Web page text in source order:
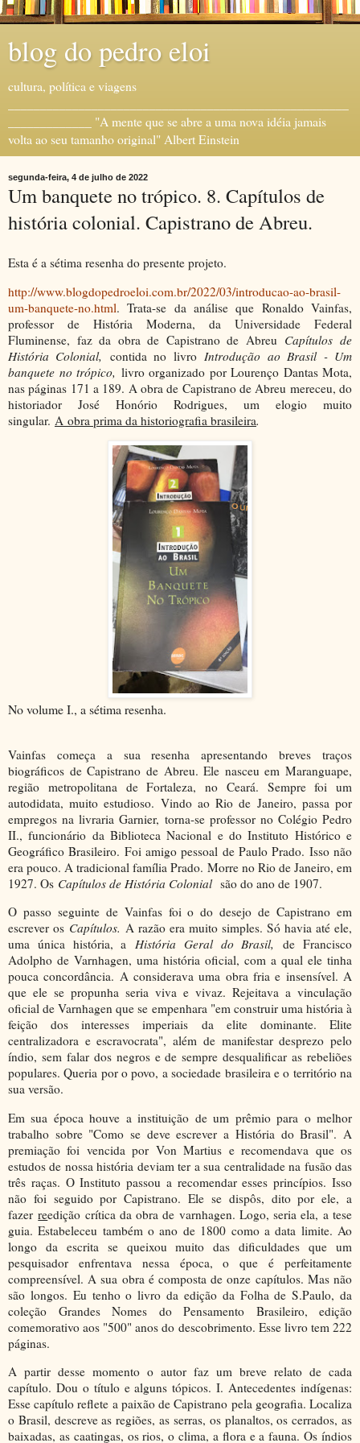
blog do pedro eloi
cultura, política e viagens
_____________ "A mente que se abre a uma nova idéia jamais
volta ao seu tamanho original" Albert Einstein
segunda-feira, 4 de julho de 2022
Um banquete no trópico. 8. Capítulos de
história colonial. Capistrano de Abreu.
Esta é a sétima resenha do presente projeto.
http://www.blogdopedroeloi.com.br/2022/03/introducao-ao-brasil-
um-banquete-no.html. Trata-se da análise que Ronaldo Vainfas,
professor de História Moderna, da Universidade Federal
Fluminense, faz da obra de Capistrano de Abreu Capítulos de
História Colonial, contida no livro Introdução ao Brasil - Um
banquete no trópico, livro organizado por Lourenço Dantas Mota,
nas páginas 171 a 189. A obra de Capistrano de Abreu mereceu, do
historiador José Honório Rodrigues, um elogio muito
singular. A obra prima da historiografia brasileira.
No volume I., a sétima resenha.
Vainfas começa a sua resenha apresentando breves traços
biográficos de Capistrano de Abreu. Ele nasceu em Maranguape,
região metropolitana de Fortaleza, no Ceará. Sempre foi um
autodidata, muito estudioso. Vindo ao Rio de Janeiro, passa por
empregos na livraria Garnier, torna-se professor no Colégio Pedro
II., funcionário da Biblioteca Nacional e do Instituto Histórico e
Geográfico Brasileiro. Foi amigo pessoal de Paulo Prado. Isso não
era pouco. A tradicional família Prado. Morre no Rio de Janeiro, em
1927. Os Capítulos de História Colonial são do ano de 1907.
O passo seguinte de Vainfas foi o do desejo de Capistrano em
escrever os Capítulos. A razão era muito simples. Só havia até ele,
uma única história, aHistória Geral do Brasil,de Francisco
Adolpho de Varnhagen, uma história oficial, com a qual ele tinha
pouca concordância. A considerava uma obra fria e insensível. A
que ele se propunha seria viva e vivaz. Rejeitava a vinculação
oficial de Varnhagen que se empenhara "em construir uma história à
feição dos interesses imperiais da elite dominante. Elite
centralizadora e escravocrata", além de manifestar desprezo pelo
índio, sem falar dos negros e de sempre desqualificar as rebeliões
populares. Queria por o povo, a sociedade brasileira e o território na
sua versão.
Em sua época houve a instituição de um prêmio para o melhor
trabalho sobre "Como se deve escrever a História do Brasil". A
premiação foi vencida por Von Martius e recomendava que os
estudos de nossa história deviam ter a sua centralidade na fusão das
três raças. O Instituto passou a recomendar esses princípios. Isso
não foi seguido por Capistrano. Ele se dispôs, dito por ele, a
fazerreedição crítica da obra de varnhagen. Logo, seria ela, a tese
guia. Estabeleceu também o ano de 1800 como a data limite. Ao
longo da escrita se queixou muito das dificuldades que um
pesquisador enfrentava nessa época, o que é perfeitamente
compreensível. A sua obra é composta de onze capítulos. Mas não
são longos. Eu tenho o livro da edição da Folha de S.Paulo, da
coleção Grandes Nomes do Pensamento Brasileiro, edição
comemorativo aos "500" anos do descobrimento. Esse livro tem 222
páginas.
A partir desse momento o autor faz um breve relato de cada
capítulo. Dou o título e alguns tópicos. I. Antecedentes indígenas:
Esse capítulo reflete a paixão de Capistrano pela geografia. Localiza
o Brasil, descreve as regiões, as serras, os planaltos, os cerrados, as
baixadas, as caatingas, os rios, o clima, a flora e a fauna. Os índios